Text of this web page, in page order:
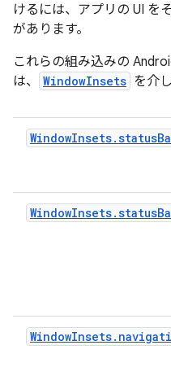
けるには、アプリの UI を
があります。
これらの組み込みの
は、
WindowInsets を介